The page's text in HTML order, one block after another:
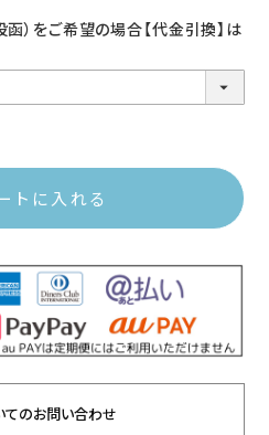
）をご希望の場合【代金引換】は
トに入れる
てのお問い合わせ